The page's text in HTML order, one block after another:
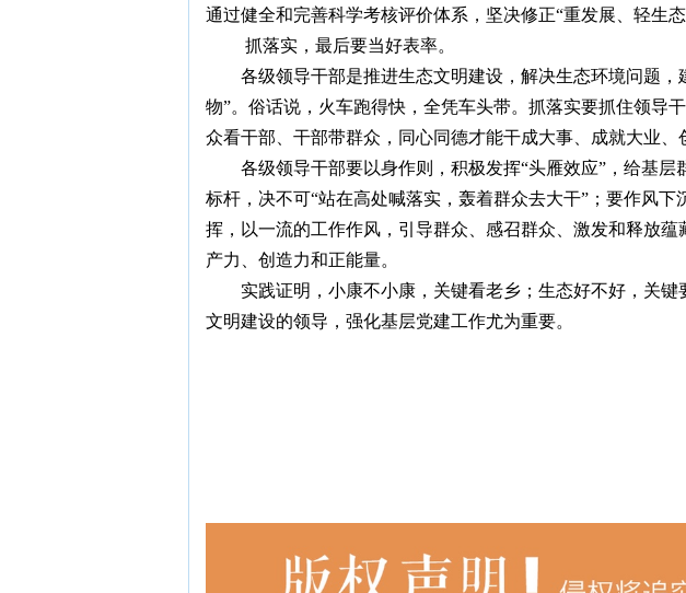
通过健全和完善科学考核评价体系，坚决修正“重发展、轻生态
抓落实，最后要当好表率。
各级领导干部是推进生态文明建设，解决生态环境问题，
物”。俗话说，火车跑得快，全凭车头带。抓落实要抓住领导
众看干部、干部带群众，同心同德才能干成大事、成就大业、
各级领导干部要以身作则，积极发挥“头雁效应”，给基层
标杆，决不可“站在高处喊落实，轰着群众去大干”；要作风下
挥，以一流的工作作风，引导群众、感召群众、激发和释放蕴
产力、创造力和正能量。
实践证明，小康不小康，关键看老乡；生态好不好，关
文明建设的领导，强化基层党建工作尤为重要。